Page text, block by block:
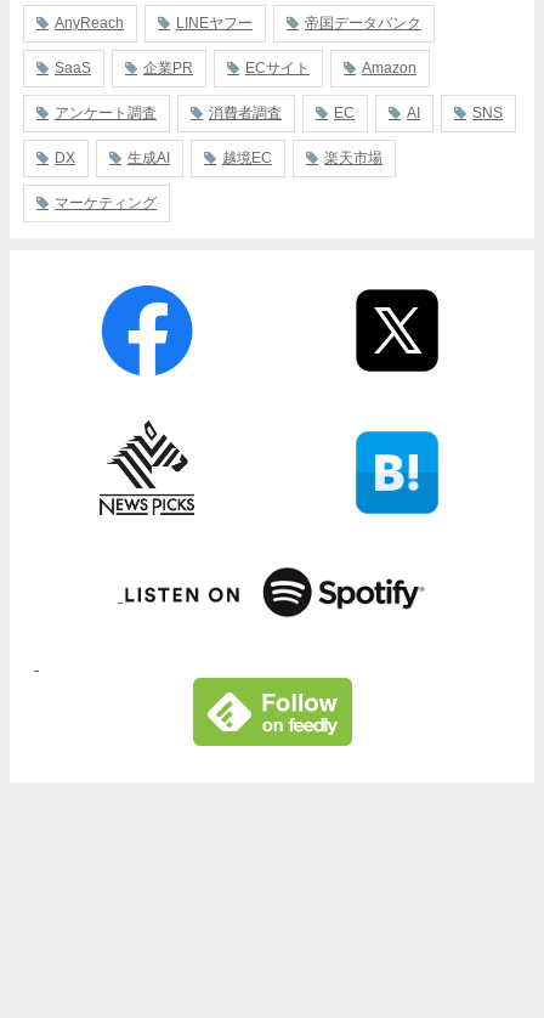
AnyReach LINEヤフー 帝国データバンク
SaaS 企業PR ECサイト Amazon
アンケート調査 消費者調査 EC AI SNS
DX 生成AI 越境EC 楽天市場
マーケティング